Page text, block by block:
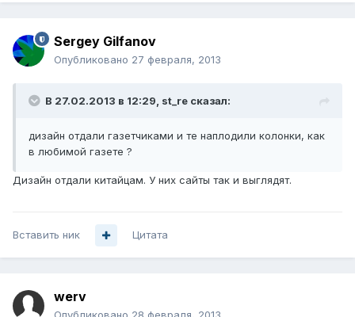
Sergey Gilfanov
Опубликовано 27 февраля, 2013
В 27.02.2013 в 12:29, st_re сказал:
дизайн отдали газетчиками и те наплодили колонки, как
в любимой газете ?
Дизайн отдали китайцам. У них сайты так и выглядят.
Вставить ник Цитата
werv